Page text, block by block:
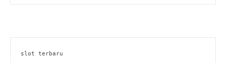
slot terbaru